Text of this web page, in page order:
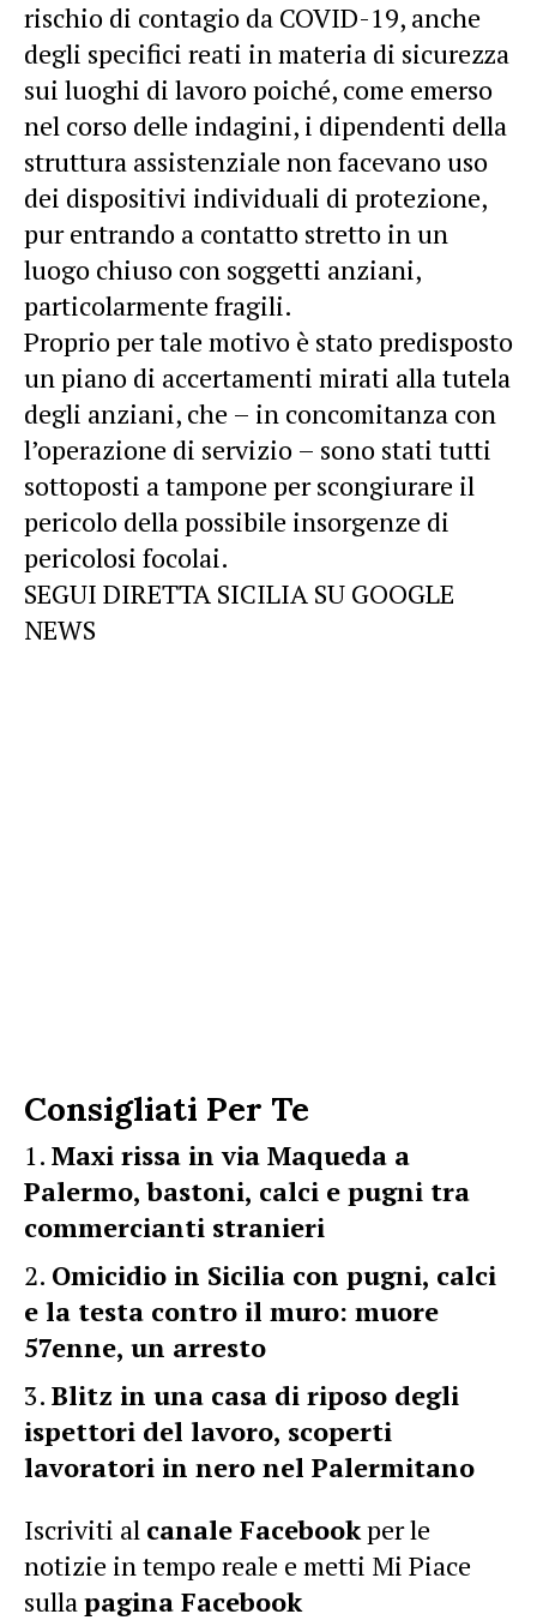
rischio di contagio da COVID-19, anche
degli specifici reati in materia di sicurezza
sui luoghi di lavoro poiché, come emerso
nel corso delle indagini, i dipendenti della
struttura assistenziale non facevano uso
dei dispositivi individuali di protezione,
pur entrando a contatto stretto in un
luogo chiuso con soggetti anziani,
particolarmente fragili.
Proprio per tale motivo è stato predisposto
un piano di accertamenti mirati alla tutela
degli anziani, che – in concomitanza con
l’operazione di servizio – sono stati tutti
sottoposti a tampone per scongiurare il
pericolo della possibile insorgenze di
pericolosi focolai.
SEGUI DIRETTA SICILIA SU GOOGLE
NEWS
Consigliati Per Te
Maxi rissa in via Maqueda a
Palermo, bastoni, calci e pugni tra
commercianti stranieri
Omicidio in Sicilia con pugni, calci
e la testa contro il muro: muore
57enne, un arresto
Blitz in una casa di riposo degli
ispettori del lavoro, scoperti
lavoratori in nero nel Palermitano
Iscriviti al canale Facebookper le
notizie in tempo reale e metti Mi Piace
sullapagina Facebook